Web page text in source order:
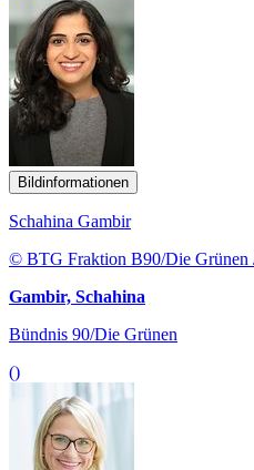
Bildinformationen
Schahina Gambir
© BTG Fraktion B90/Die Grünen
Gambir, Schahina
Bündnis 90/Die Grünen
()